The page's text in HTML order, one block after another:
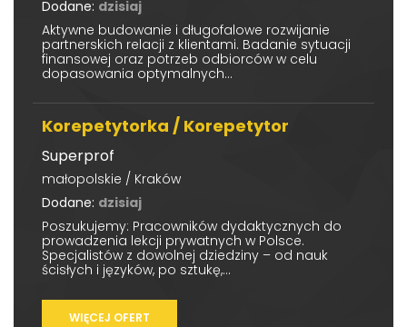
Dodane: dzisiaj
Aktywne budowanie i długofalowe rozwijanie
partnerskich relacji z klientami. Badanie sytuacji
finansowej oraz potrzeb odbiorców w celu
dopasowania optymalnych...
Korepetytorka / Korepetytor
Superprof
małopolskie / Kraków
Dodane: dzisiaj
Poszukujemy: Pracowników dydaktycznych do
prowadzenia lekcji prywatnych w Polsce.
Specjalistów z dowolnej dziedziny – od nauk
ścisłych i języków, po sztukę,...
WIĘCEJ OFERT